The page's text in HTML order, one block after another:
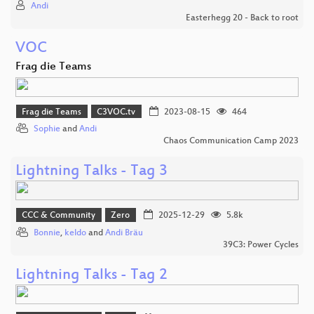
Andi
Easterhegg 20 - Back to root
VOC
Frag die Teams
Frag die Teams C3VOC.tv 2023-08-15
464
Sophie and Andi
Chaos Communication Camp 2023
Lightning Talks - Tag 3
CCC & Community Zero 2025-12-29
5.8k
Bonnie, keldo and Andi Bräu
39C3: Power Cycles
Lightning Talks - Tag 2